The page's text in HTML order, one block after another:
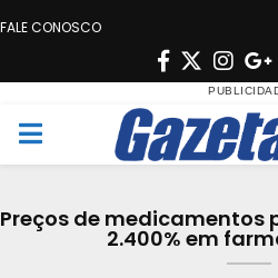
FALE CONOSCO
F
c
e
o
T
w
i
t
e
n
s
t
g
r
M
Preços de medicamentos
2.400% em